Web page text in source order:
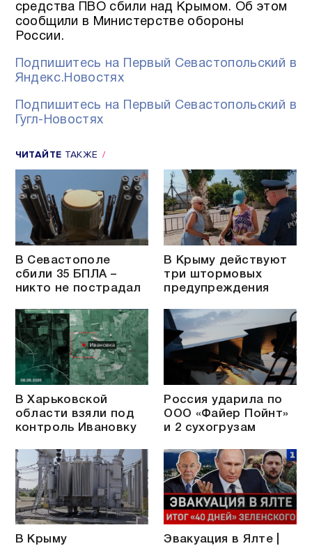
средства ПВО сбили над Крымом. Об этом
сообщили в Министерстве обороны
России.
Подпишитесь на Первый Севастопольский в
Яндекс.Новостях
Подпишитесь на Первый Севастопольский в
Гугл-Новостях
ЧИТАЙТЕ ТАКЖЕ
В Севастополе
сбили 35 БПЛА –
никто не пострадал
В Крыму действуют
три штормовых
предупреждения
В Харьковской
области взяли под
контроль Ивановку
Россия ударила по
ООО «Файер Пойнт»
и 2 сухогрузам
В Крыму
Эвакуация в Ялте |